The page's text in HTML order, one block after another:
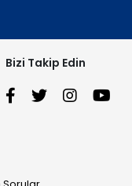
Bizi Takip Edin